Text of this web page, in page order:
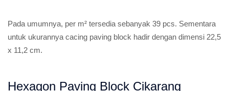
Pada umumnya, per m² tersedia sebanyak 39 pcs. Sementara
untuk ukurannya cacing paving block hadir dengan dimensi 22,5
x 11,2 cm.
Hexagon Paving Block Cikarang